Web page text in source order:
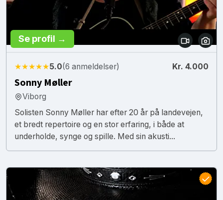
Se profil →
★★★★★5.0(6 anmeldelser) Kr. 4.000
Sonny Møller
Viborg
Solisten Sonny Møller har efter 20 år på landevejen,
et bredt repertoire og en stor erfaring, i både at
underholde, synge og spille. Med sin akusti...